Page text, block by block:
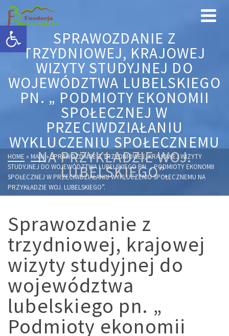
Otwórz pasek narzędziSPRAWOZDANIE Z
TRZYDNIOWEJ, KRAJOWEJ
WIZYTY STUDYJNEJ DO
WOJEWÓDZTWA LUBELSKIEGO
PN. „ PODMIOTY EKONOMII
SPOŁECZNEJ W
PRZECIWDZIAŁANIU
WYKLUCZENIU SPOŁECZNEMU
NA PRZYKŁADZIE WOJ.
LUBELSKIEGO”.
HOME » MAIN » SPRAWOZDANIE Z TRZYDNIOWEJ, KRAJOWEJ WIZYTY
STUDYJNEJ DO WOJEWÓDZTWA LUBELSKIEGO PN. „ PODMIOTY EKONOMII
SPOŁECZNEJ W PRZECIWDZIAŁANIU WYKLUCZENIU SPOŁECZNEMU NA
PRZYKŁADZIE WOJ. LUBELSKIEGO”.
Sprawozdanie z
trzydniowej, krajowej
wizyty studyjnej do
województwa
lubelskiego pn. „
Podmioty ekonomii